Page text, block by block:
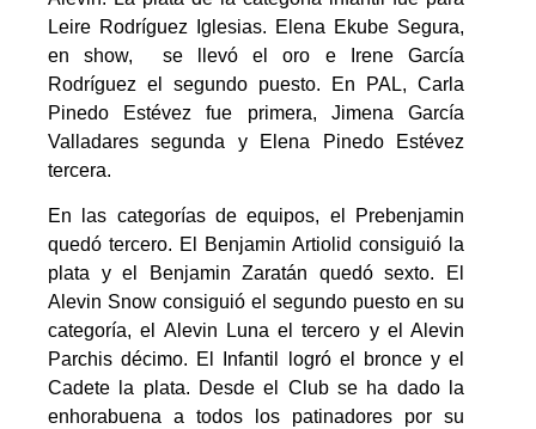
Leire Rodríguez Iglesias. Elena Ekube Segura,
en show, se llevó el oro e Irene García
Rodríguez el segundo puesto. En PAL, Carla
Pinedo Estévez fue primera, Jimena García
Valladares segunda y Elena Pinedo Estévez
tercera.
En las categorías de equipos, el Prebenjamin
quedó tercero. El Benjamin Artiolid consiguió la
plata y el Benjamin Zaratán quedó sexto. El
Alevin Snow consiguió el segundo puesto en su
categoría, el Alevin Luna el tercero y el Alevin
Parchis décimo. El Infantil logró el bronce y el
Cadete la plata. Desde el Club se ha dado la
enhorabuena a todos los patinadores por su